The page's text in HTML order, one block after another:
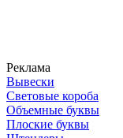
Реклама
Вывески
Световые короба
Объемные буквы
Плоские буквы